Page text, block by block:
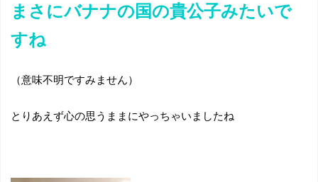
まさにバナナの国の貴公子みたいで
すね
（意味不明ですみません）
とりあえず心の思うままにやっちゃいましたね